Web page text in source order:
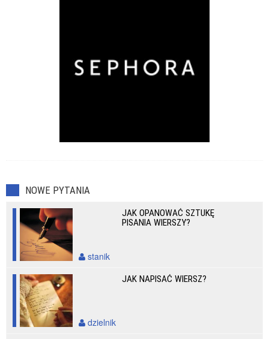
NOWE PYTANIA
JAK OPANOWAĆ SZTUKĘ
PISANIA WIERSZY?
stanik
JAK NAPISAĆ WIERSZ?
dzielnik